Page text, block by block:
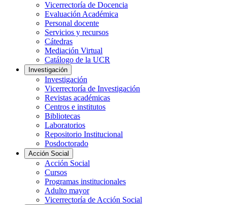
Vicerrectoría de Docencia
Evaluación Académica
Personal docente
Servicios y recursos
Cátedras
Mediación Virtual
Catálogo de la UCR
Investigación
Investigación
Vicerrectoría de Investigación
Revistas académicas
Centros e institutos
Bibliotecas
Laboratorios
Repositorio Institucional
Posdoctorado
Acción Social
Acción Social
Cursos
Programas institucionales
Adulto mayor
Vicerrectoría de Acción Social